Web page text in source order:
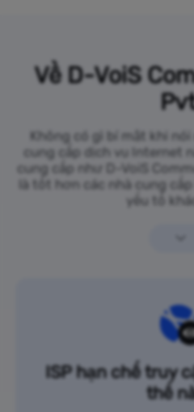
Về D-VoiS
Không có gì bí mật khi
cung cấp dịch vụ Internet
cung cấp như D-VoiS
là tốt hơn các nhà cung
yếu tố
ISP hạn chế truy
thế